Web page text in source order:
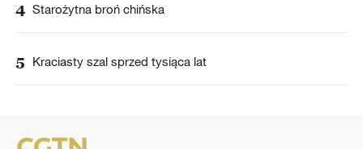
4 Starożytna broń chińska
5 Kraciasty szal sprzed tysiąca lat